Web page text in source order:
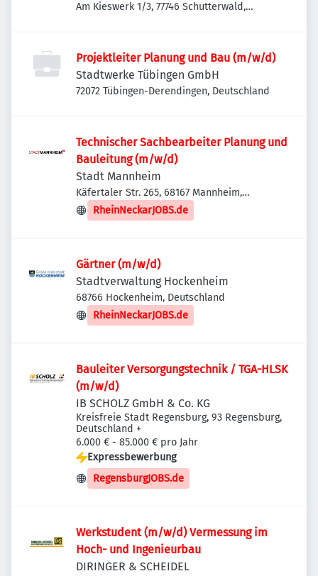
Am Kieswerk 1/3, 77746 Schutterwald,
Projektleiter Planung und Bau (m/w/d)
Stadtwerke Tübingen GmbH
72072 Tübingen-Derendingen, Deutschland
Technischer Sachbearbeiter Planung und
Bauleitung (m/w/d)
Stadt Mannheim
Käfertaler Str. 265, 68167 Mannheim,
Deutschland
RheinNeckarJOBS.de
Gärtner (m/w/d)
Stadtverwaltung Hockenheim
68766 Hockenheim, Deutschland
RheinNeckarJOBS.de
Bauleiter Versorgungstechnik / TGA-HLSK
(m/w/d)
IB SCHOLZ GmbH & Co. KG
Kreisfreie Stadt Regensburg, 93 Regensburg,
Deutschland +
6.000 € - 85.000 € pro Jahr
Expressbewerbung
RegensburgJOBS.de
Werkstudent (m/w/d) Vermessung im
Hoch- und Ingenieurbau
DIRINGER & SCHEIDEL